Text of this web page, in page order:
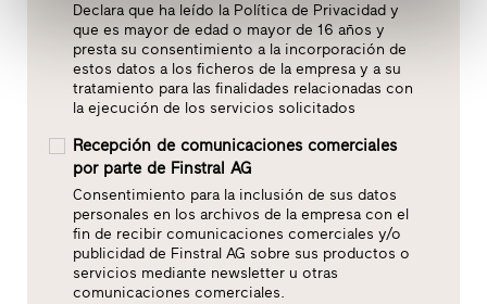
Declara que ha leído la Política de Privacidad y
que es mayor de edad o mayor de 16 años y
presta su consentimiento a la incorporación de
estos datos a los ficheros de la empresa y a su
tratamiento para las finalidades relacionadas con
la ejecución de los servicios solicitados
Recepción de comunicaciones comerciales
por parte de Finstral AG
Consentimiento para la inclusión de sus datos
personales en los archivos de la empresa con el
fin de recibir comunicaciones comerciales y/o
publicidad de Finstral AG sobre sus productos o
servicios mediante newsletter u otras
comunicaciones comerciales.